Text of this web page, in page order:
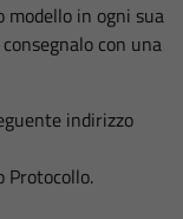
modello in ogni sua
con una
indirizzo
Protocollo.